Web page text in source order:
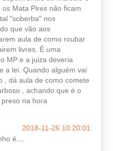
Mata Pires não ficam
"soberba" nos
que vão aos
aula de como roubar
livres. É uma
MP e a juiza deveria
a lei. Quando alguém vai
, dá aula de como comete
, achando que é o
na hora
2018-11-26 10:20:01
é....